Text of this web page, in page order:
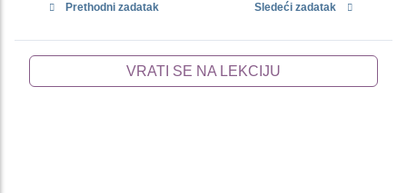
Prethodni zadatak Sledeći zadatak
VRATI SE NA LEKCIJU